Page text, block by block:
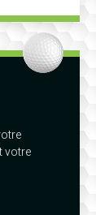
votre